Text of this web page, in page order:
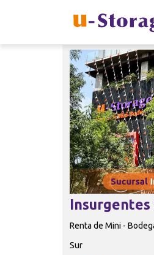
Insurgentes
Renta de Mini -
Sur